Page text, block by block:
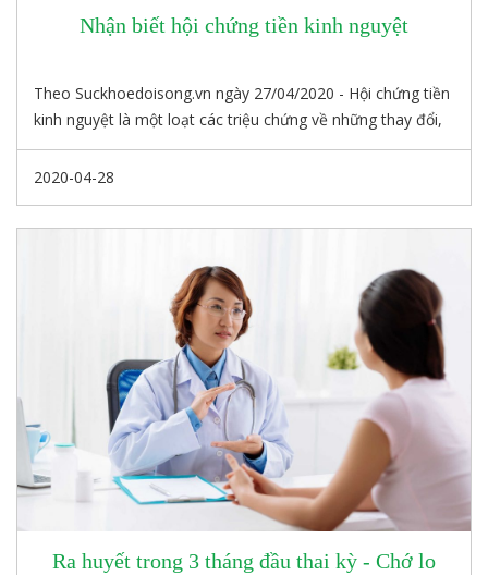
Nhận biết hội chứng tiền kinh nguyệt
Theo Suckhoedoisong.vn ngày 27/04/2020 - Hội chứng tiền
kinh nguyệt là một loạt các triệu chứng về những thay đổi,
rối loạn tâm sinh lý, hành vi của nữ giới trong khoảng thời
gian trước chu kỳ kinh nguyệt.
2020-04-28
Ra huyết trong 3 tháng đầu thai kỳ - Chớ lo